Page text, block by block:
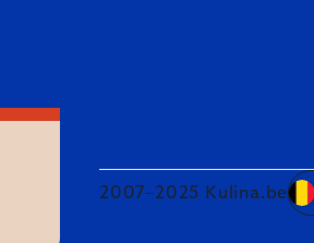
2007–2025 Kulina.be